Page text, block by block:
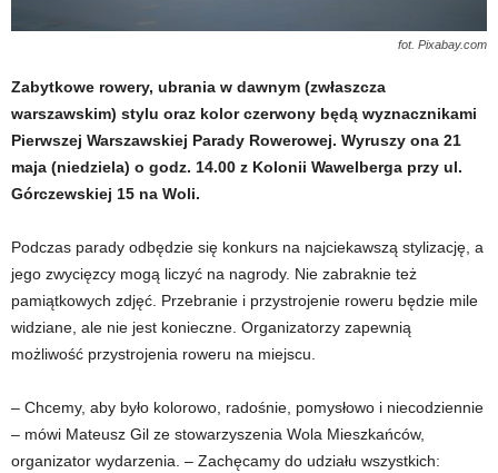
fot. Pixabay.com
Zabytkowe rowery, ubrania w dawnym (zwłaszcza
warszawskim) stylu oraz kolor czerwony będą wyznacznikami
Pierwszej Warszawskiej Parady Rowerowej. Wyruszy ona 21
maja (niedziela) o godz. 14.00 z Kolonii Wawelberga przy ul.
Górczewskiej 15 na Woli.
Podczas parady odbędzie się konkurs na najciekawszą stylizację, a
jego zwycięzcy mogą liczyć na nagrody. Nie zabraknie też
pamiątkowych zdjęć. Przebranie i przystrojenie roweru będzie mile
widziane, ale nie jest konieczne. Organizatorzy zapewnią
możliwość przystrojenia roweru na miejscu.
– Chcemy, aby było kolorowo, radośnie, pomysłowo i niecodziennie
– mówi Mateusz Gil ze stowarzyszenia Wola Mieszkańców,
organizator wydarzenia. – Zachęcamy do udziału wszystkich: